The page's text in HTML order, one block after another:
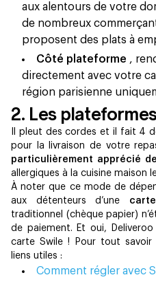
aux alentours de votre
de nombreux
proposent des plats à
Côté plateforme ,
directement avec votre
région parisienne
2. Les
Il pleut des cordes et il fait 4
pour la livraison de votre
particulièrement apprécié
allergiques à la cuisine maison
À noter que ce mode de
aux détenteurs d’une
traditionnel (chèque papier)
de paiement. Et oui,
carte Swile ! Pour tout
liens utiles :
Comment régler avec